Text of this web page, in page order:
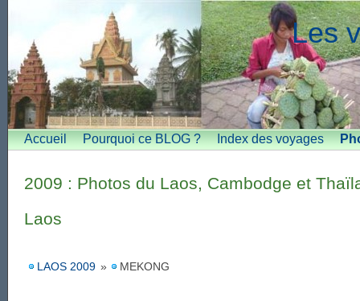
Les
Accueil Pourquoi ce BLOG ? Index des voyages
2009 : Photos du Laos, Cambodge et
Laos
LAOS 2009 » MEKONG